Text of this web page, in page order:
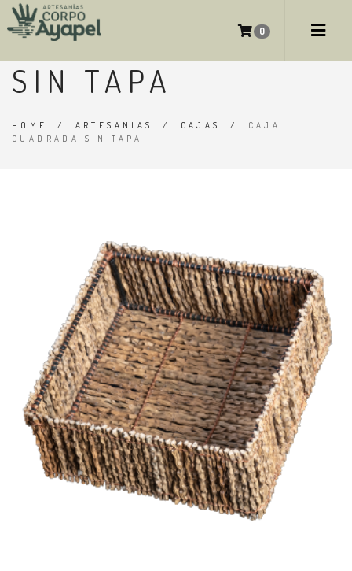
0
CAJA CUADRADA
SIN TAPA
HOME / ARTESANÍAS / CAJAS / CAJA
CUADRADA SIN TAPA